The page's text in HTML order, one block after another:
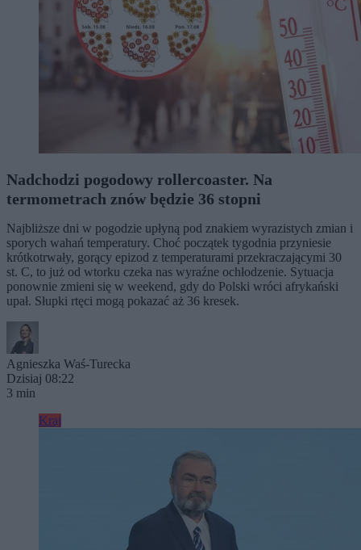
Nadchodzi pogodowy rollercoaster. Na
termometrach znów będzie 36 stopni
Najbliższe dni w pogodzie upłyną pod znakiem wyrazistych zmian i
sporych wahań temperatury. Choć początek tygodnia przyniesie
krótkotrwały, gorący epizod z temperaturami przekraczającymi 30
st. C, to już od wtorku czeka nas wyraźne ochłodzenie. Sytuacja
ponownie zmieni się w weekend, gdy do Polski wróci afrykański
upał. Słupki rtęci mogą pokazać aż 36 kresek.
Agnieszka Waś-Turecka
Dzisiaj 08:22
3 min
Kraj